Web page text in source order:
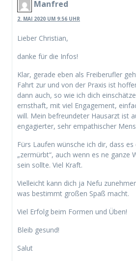
Manfred
2. MAI 2020 UM 9:56 UHR
Lieber Christian,
danke für die Infos!
Klar, gerade eben als Freiberufler
Fahrt zur und von der Praxis ist
dann auch, so wie ich dich
ernsthaft, mit viel Engagement,
will. Mein befreundeter Hausarzt ist
engagierter, sehr empathischer
Fürs Laufen wünsche ich dir, dass es
„zermürbt“, auch wenn es ne ganze
sein sollte. Viel Kraft.
Vielleicht kann dich ja Nefu
was bestimmt großen Spaß macht.
Viel Erfolg beim Formen und Üben!
Bleib gesund!
Salut